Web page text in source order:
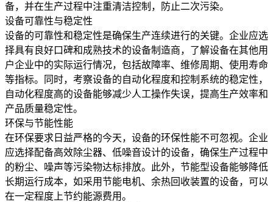
备，并在生产过程中注重清洁控制，防止二次污染。
设备可靠性与稳定性
设备的可靠性和稳定性是确保生产连续进行的关键。企业应选
择具有良好口碑和成熟技术的设备制造商，了解设备在其他用
户企业中的实际运行情况，包括故障率、维修周期、使用寿命
等指标。同时，考察设备的自动化程度和控制系统的稳定性，
自动化程度高的设备能够减少人工操作失误，提高生产效率和
产品质量稳定性。
环保与节能性能
在环保要求日益严格的今天，设备的环保性能不可忽视。企业
应选择配备高效除尘器、低噪音设计的设备，确保生产过程中
的粉尘、噪声等污染物达标排放。此外，节能型设备能够降低
长期运行成本，如采用节能电机、余热回收装置的设备，可以
在一定程度上节约能源费用。